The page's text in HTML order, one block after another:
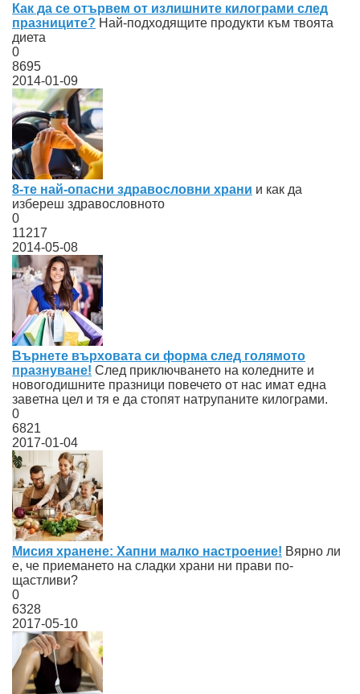
Как да се отървем от излишните килограми след
празниците? Най-подходящите продукти към твоята
диета
0
8695
2014-01-09
8-те най-опасни здравословни храни и как да
избереш здравословното
0
11217
2014-05-08
Върнете върховата си форма след голямото
празнуване! След приключването на коледните и
новогодишните празници повечето от нас имат една
заветна цел и тя е да стопят натрупаните килограми.
0
6821
2017-01-04
Мисия хранене: Хапни малко настроение! Вярно ли
е, че приемането на сладки храни ни прави по-
щастливи?
0
6328
2017-05-10